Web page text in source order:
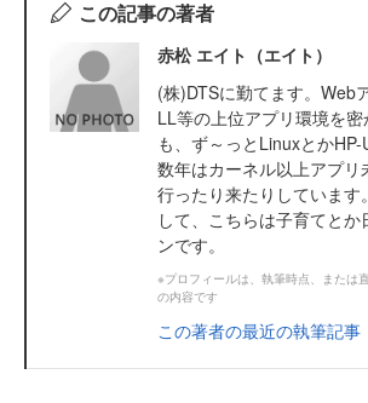
この記事の著者
赤松 エイト（エイト）
(株)DTSに勤てます。Web
LL等の上位アプリ環境を
も、ず～っとLinuxとかHP-
数年はカーネル以上アプリ
行ったり来たりしています。
して、こちらは子育てとか
ンです。
※プロフィールは、執筆時点、または
の内容です
この著者の最近の執筆記事